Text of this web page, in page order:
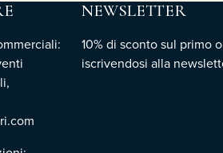
NEWSLETTER
10% di sconto sul primo
iscrivendosi alla